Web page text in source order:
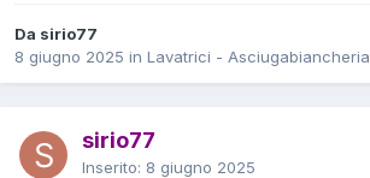
Da sirio77
8 giugno 2025 in Lavatrici - Asciugabiancheria
sirio77
Inserito: 8 giugno 2025